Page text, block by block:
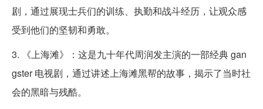
剧，通过展现士兵们的训练、执勤和战斗经历，让观众感
受到他们的坚韧和勇敢。
3. 《上海滩》：这是九十年代周润发主演的一部经典 gan
gster 电视剧，通过讲述上海滩黑帮的故事，揭示了当时社
会的黑暗与残酷。